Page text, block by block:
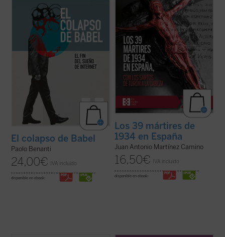
digital. Es una invitación a pensar en el
papel de la tecnología en nuestras vidas y
en la construcción ... (ver ficha)
El colapso de Babel
Paolo Benanti
24,00€ IVA incluido
disponible en ebook:
de esos testigos de Jesucristo. Los más
conocidos son los santos Mártires de
Turón y los beatos Seminaristas ...(ver
Los 39 mártires de
1934 en España
Juan Antonio Martínez Camino
16,50€ IVA incluido
disponible en ebook: